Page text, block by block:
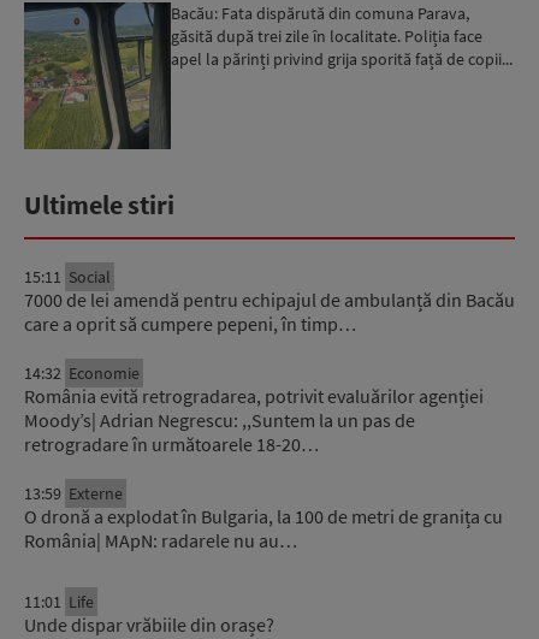
Bacău: Fata dispărută din comuna Parava,
găsită după trei zile în localitate. Poliția face
apel la părinți privind grija sporită față de copii...
Ultimele stiri
15:11 Social
7000 de lei amendă pentru echipajul de ambulanță din Bacău
care a oprit să cumpere pepeni, în timp…
14:32 Economie
România evită retrogradarea, potrivit evaluărilor agenției
Moody’s| Adrian Negrescu: ,,Suntem la un pas de
retrogradare în următoarele 18-20…
13:59 Externe
O dronă a explodat în Bulgaria, la 100 de metri de granița cu
România| MApN: radarele nu au…
11:01 Life
Unde dispar vrăbiile din orașe?